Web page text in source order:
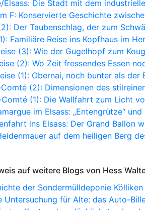
Elsass: Die Stadt mit dem
F: Konservierte Geschichte
Der Taubenschlag, der zum
Familiäre Reise ins Kopfhaus im
(3): Wie der Gugelhopf zum
(2): Wo Zeit fressendes Essen
(1): Obernai, noch bunter als der
(2): Dimensionen des
(1): Die Wallfahrt zum Licht
im Elsass: „Entengrütze“
ins Elsass: Der Grand Ballon
auf dem heiligen Berg
auf weitere Blogs von Hess
der Sondermülldeponie Kölliken
Untersuchung für Alte: das Auto-